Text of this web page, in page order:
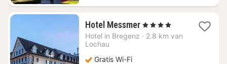
Hotel Messmer1
nacht
, 4 Sterren
Hotel in Bregenz · 2.8 km van
Lochau
Gratis Wi-Fi